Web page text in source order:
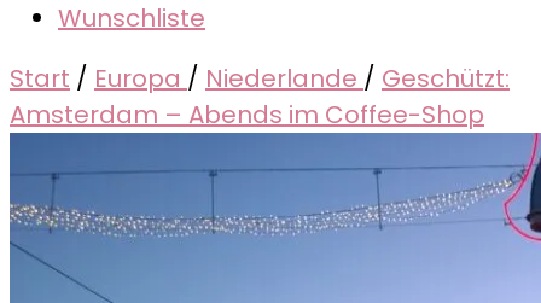
Wunschliste
Start / Europa / Niederlande / Geschützt:
Amsterdam – Abends im Coffee-Shop